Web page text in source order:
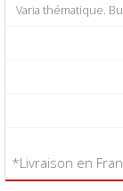
Varia thématique.
*Livraison en